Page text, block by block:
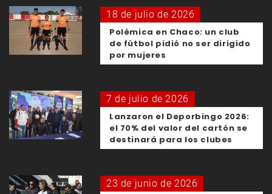
18 de julio de 2026
Polémica en Chaco: un club
de fútbol pidió no ser dirigido
por mujeres
7 de julio de 2026
Lanzaron el Deporbingo 2026:
el 70% del valor del cartón se
destinará para los clubes
23 de junio de 2026